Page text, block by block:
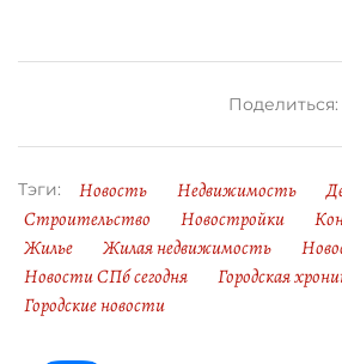
Поделиться:
Тэги: Новость Недвижимость
Строительство
Новостройки
Жилье
Жилая недвижимость
Новости СПб сегодня
Городская
Городские новости